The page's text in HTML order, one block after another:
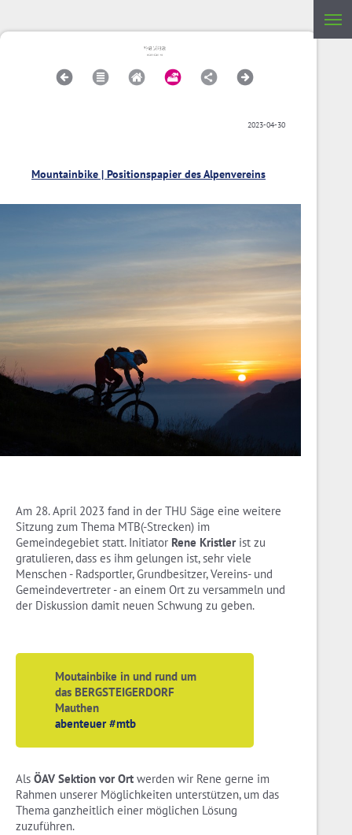
2023-04-30
Mountainbike | Positionspapier des Alpenvereins
Am 28. April 2023 fand in der THU Säge eine weitere
Sitzung zum Thema MTB(-Strecken) im
Gemeindegebiet statt. Initiator Rene Kristlerist zu
gratulieren, dass es ihm gelungen ist, sehr viele
Menschen - Radsportler, Grundbesitzer, Vereins- und
Gemeindevertreter - an einem Ort zu versammeln und
der Diskussion damit neuen Schwung zu geben.
Moutainbike in und rund um
das BERGSTEIGERDORF
Mauthen
abenteuer #mtb
Als ÖAV Sektion vor Ort werden wir Rene gerne im
Rahmen unserer Möglichkeiten unterstützen, um das
Thema ganzheitlich einer möglichen Lösung
zuzuführen.